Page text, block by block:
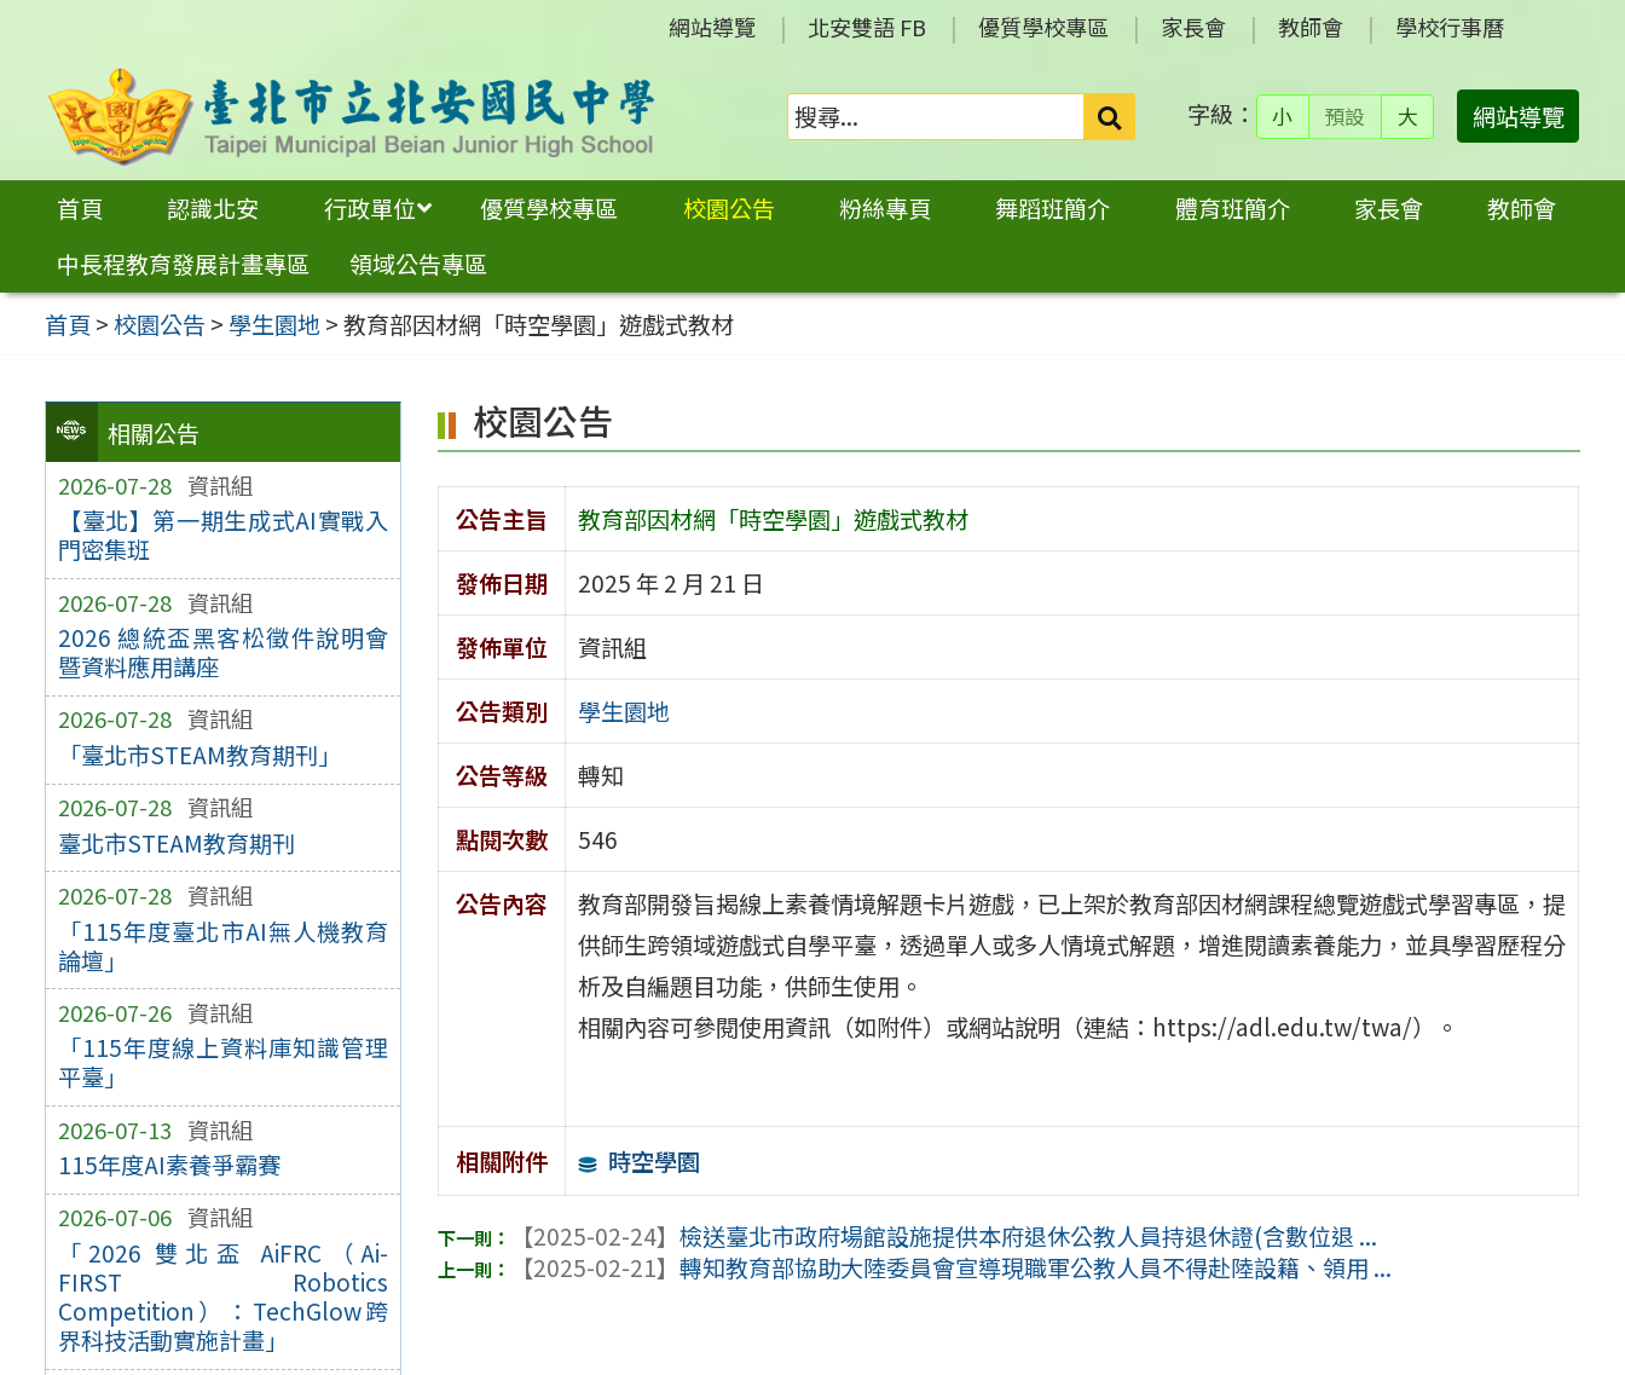
內
網站導覽 北安雙語 FB 優質學校專區 家長會 教師會 學校行事曆
搜
尋：
字級： 小 預設 大 網站導覽
首頁 認識北安 行政單位 優質學校專區 校園公告 粉絲專頁 舞蹈班簡介 體育班簡介 家長會
教師會
中長程教育發展計畫專區
領域公告專區
首頁 >校園公告 > 學生園地 >教育部因材網「時空學園」遊戲式教材
相關公告
2026-07-28 資訊組
【臺北】第一期生成式AI實戰入
門密集班
2026-07-28 資訊組
2026 總統盃黑客松徵件說明會
暨資料應用講座
2026-07-28 資訊組
「臺北市STEAM教育期刊」
2026-07-28 資訊組
臺北市STEAM教育期刊
2026-07-28 資訊組
「115年度臺北市AI無人機教育
論壇」
2026-07-26 資訊組
「115年度線上資料庫知識管理
平臺」
2026-07-13 資訊組
115年度AI素養爭霸賽
2026-07-06 資訊組
「2026 雙北盃 AiFRC（Ai-
FIRST Robotics
Competition）：TechGlow跨
界科技活動實施計畫」
校園公告
公告主旨
教育部因材網「時空學園」遊戲式教材
發佈日期
2025 年 2 月 21 日
發佈單位
資訊組
公告類別
學生園地
公告等級
轉知
點閱次數
546
公告內容
教育部開發旨揭線上素養情境解題卡片遊戲，已上架於教育部因材網課程總覽遊戲式學習專區，提
供師生跨領域遊戲式自學平臺，透過單人或多人情境式解題，增進閱讀素養能力，並具學習歷程分
析及自編題目功能，供師生使用。
相關內容可參閱使用資訊（如附件）或網站說明（連結：https://adl.edu.tw/twa/）。
相關附件 時空學園
【2025-02-24】檢送臺北市政府場館設施提供本府退休公教人員持退休證(含數位退 ...
【2025-02-21】轉知教育部協助大陸委員會宣導現職軍公教人員不得赴陸設籍、領用 ...